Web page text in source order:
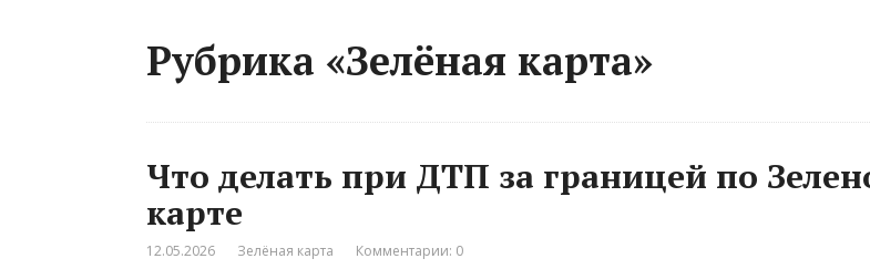
Рубрика «Зелёная карта»
Что делать при ДТП за границей по
карте
12.05.2026 Зелёная карта Комментарии: 0